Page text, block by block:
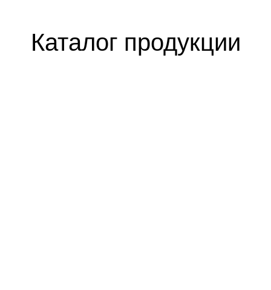
Каталог продукции